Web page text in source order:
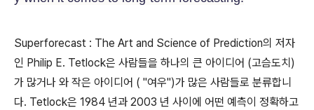
Superforecast : The Art and Science of Prediction의 저자
인 Philip E. Tetlock은 사람들을 하나의 큰 아이디어 (고슴도치)
가 많거나 와 작은 아이디어 ( "여우")가 많은 사람들로 분류합니
다. Tetlock은 1984 년과 2003 년 사이에 어떤 예측이 정확하고